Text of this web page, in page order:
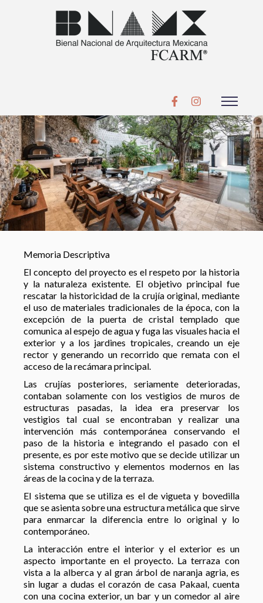
Memoria Descriptiva
El concepto del proyecto es el respeto por la historia
y la naturaleza existente. El objetivo principal fue
rescatar la historicidad de la crujía original, mediante
el uso de materiales tradicionales de la época, con la
excepción de la puerta de cristal templado que
comunica al espejo de agua y fuga las visuales hacia el
exterior y a los jardines tropicales, creando un eje
rector y generando un recorrido que remata con el
acceso de la recámara principal.
Las crujías posteriores, seriamente deterioradas,
contaban solamente con los vestigios de muros de
estructuras pasadas, la idea era preservar los
vestigios tal cual se encontraban y realizar una
intervención más contemporánea conservando el
paso de la historia e integrando el pasado con el
presente, es por este motivo que se decide utilizar un
sistema constructivo y elementos modernos en las
áreas de la cocina y de la terraza.
El sistema que se utiliza es el de vigueta y bovedilla
que se asienta sobre una estructura metálica que sirve
para enmarcar la diferencia entre lo original y lo
contemporáneo.
La interacción entre el interior y el exterior es un
aspecto importante en el proyecto. La terraza con
vista a la alberca y al gran árbol de naranja agria, es
sin lugar a dudas el corazón de casa Pakaal, cuenta
con una cocina exterior, un bar y un comedor al aire